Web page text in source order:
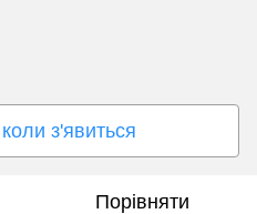
з'явиться
Порівняти